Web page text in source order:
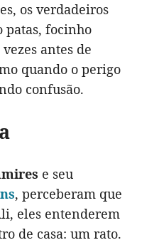
os verdadeiros
patas, focinho
antes de
quando o perigo
confusão.
e seu
, perceberam que
eles entenderem
de casa: um rato.